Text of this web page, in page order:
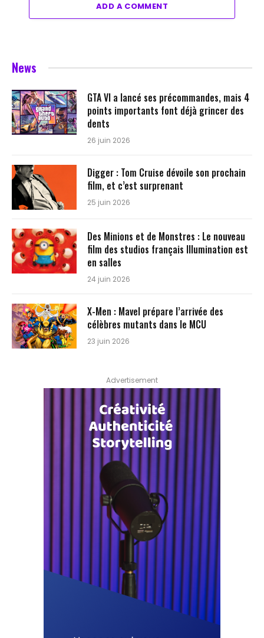
ADD A COMMENT
News
GTA VI a lancé ses précommandes, mais 4
points importants font déjà grincer des
dents
26 juin 2026
Digger : Tom Cruise dévoile son prochain
film, et c’est surprenant
25 juin 2026
Des Minions et de Monstres : Le nouveau
film des studios français Illumination est
en salles
24 juin 2026
X-Men : Mavel prépare l’arrivée des
célèbres mutants dans le MCU
23 juin 2026
Advertisement